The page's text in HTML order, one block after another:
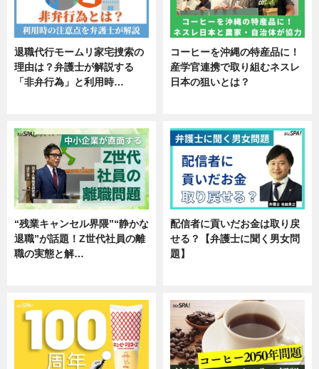
退職代行モームリ家宅捜索の
理由は？弁護士が解説する
「非弁行為」と利用時…
コーヒーを沖縄の特産品に！
産学官連携で取り組むネスレ
日本の狙いとは？
“残業キャンセル界隈”“静かな
退職”が話題！Z世代社員の離
職の実態と解…
配信者に貢いだお金は取り戻
せる？【弁護士に聞く男女問
題】